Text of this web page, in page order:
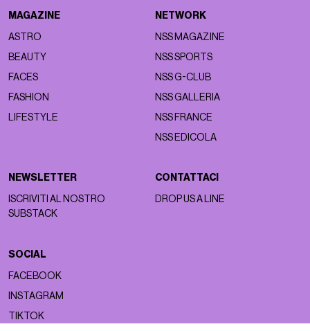
MAGAZINE
ASTRO
BEAUTY
FACES
FASHION
LIFESTYLE
NETWORK
NSS MAGAZINE
NSS SPORTS
NSS G-CLUB
NSS GALLERIA
NSS FRANCE
NSS EDICOLA
NEWSLETTER
ISCRIVITI AL NOSTRO
SUBSTACK
CONTATTACI
DROP US A LINE
SOCIAL
FACEBOOK
INSTAGRAM
TIKTOK